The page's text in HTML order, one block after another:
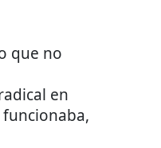
que no
en